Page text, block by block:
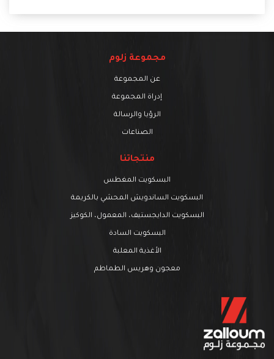
مجموعة زلوم
عن المجموعة
إدراة المجموعة
الرؤيا والرسالة
الصناعات
منتجاتنا
البسكويت المغطس
البسكويت الساندويش المحشي بالكريمة
البسكويت الدايجستيف، المعمول، الكوكيز
البسكويت السادة
الأغذية المعلبة
معجون وهريس الطماطم